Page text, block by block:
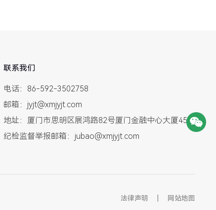
联系我们
电话：86-592-3502758
邮箱：jyjt@xmjyjt.com
地址：厦门市思明区展鸿路82号厦门金融中心大厦45层
纪检监督举报邮箱：jubao@xmjyjt.com
法律声明 网站地图